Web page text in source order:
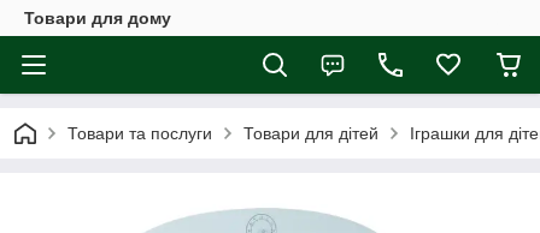
Товари для дому
Товари та послуги Товари для дітей Іграшки для